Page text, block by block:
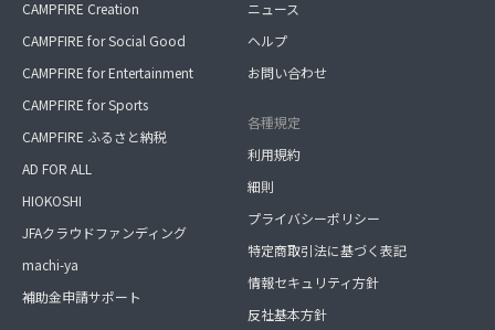
CAMPFIRE Creation
CAMPFIRE for Social Good
CAMPFIRE for Entertainment
CAMPFIRE for Sports
CAMPFIRE ふるさと納税
AD FOR ALL
HIOKOSHI
JFAクラウドファンディング
machi-ya
補助金申請サポート
ニュース
ヘルプ
お問い合わせ
各種規定
利用規約
細則
プライバシーポリシー
特定商取引法に基づく表記
情報セキュリティ方針
反社基本方針